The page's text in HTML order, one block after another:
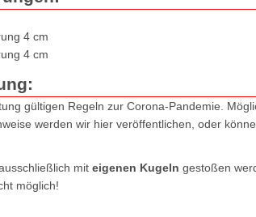
4 cm
4 cm
gültigen Regeln zur Corona-Pandemie.
werden wir hier veröffentlichen, oder
miteigenen Kugelngestoßen
möglich!